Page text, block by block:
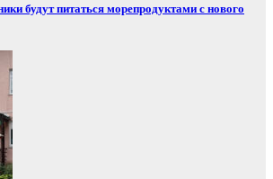
будут питаться морепродуктами с нового